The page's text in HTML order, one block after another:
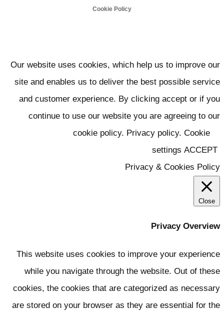
Cookie Policy
Our website uses cookies, which help us to improve
site and enables us to deliver the best possible
and customer experience. By clicking accept or if
continue to use our website you are agreeing to
cookie policy. Privacy policy.Cookie
settings ACCEPT
Privacy & Cookies
Close
Privacy
This website uses cookies to improve your
while you navigate through the website. Out of
cookies, the cookies that are categorized as
are stored on your browser as they are essential for